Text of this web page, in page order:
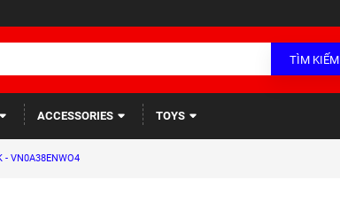
TÌM KIẾM
ACCESSORIES TOYS
- VN0A38ENWO4